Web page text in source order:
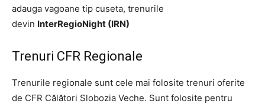
adauga vagoane tip cuseta, trenurile
devin InterRegioNight (IRN)
Trenuri CFR Regionale
Trenurile regionale sunt cele mai folosite trenuri oferite
de CFR Călători Slobozia Veche. Sunt folosite pentru